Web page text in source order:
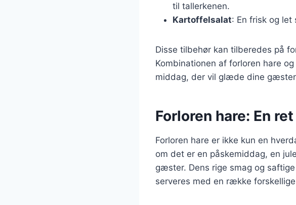
til tallerkenen.
Kartoffelsalat: En frisk og
Disse tilbehør kan tilberedes på
Kombinationen af forloren hare
middag, der vil glæde dine
Forloren hare: En
Forloren hare er ikke kun en
om det er en påskemiddag, en
gæster. Dens rige smag og
serveres med en række